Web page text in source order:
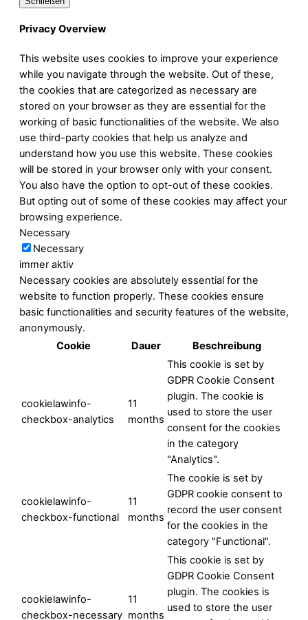
Privacy Overview
This website uses cookies to improve your experience
while you navigate through the website. Out of these,
the cookies that are categorized as necessary are
stored on your browser as they are essential for the
working of basic functionalities of the website. We also
use third-party cookies that help us analyze and
understand how you use this website. These cookies
will be stored in your browser only with your consent.
You also have the option to opt-out of these cookies.
But opting out of some of these cookies may affect your
browsing experience.
Necessary
Necessary
immer aktiv
Necessary cookies are absolutely essential for the
website to function properly. These cookies ensure
basic functionalities and security features of the website,
anonymously.
Cookie
Dauer Beschreibung
cookielawinfo-
checkbox-analytics
11
months
This cookie is set by
GDPR Cookie Consent
plugin. The cookie is
used to store the user
consent for the cookies
in the category
"Analytics".
cookielawinfo-
checkbox-functional
11
months
The cookie is set by
GDPR cookie consent to
record the user consent
for the cookies in the
category "Functional".
cookielawinfo-
checkbox-necessary
11
months
This cookie is set by
GDPR Cookie Consent
plugin. The cookies is
used to store the user